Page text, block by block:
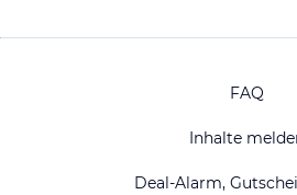
FAQ
Inhalte
Deal-Alarm,